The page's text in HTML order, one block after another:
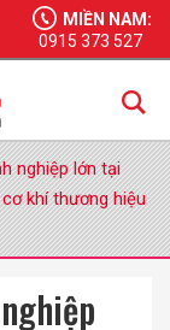
MIỀN NAM:
0915 373 527
nghiệp lớn tại
khí thương hiệu